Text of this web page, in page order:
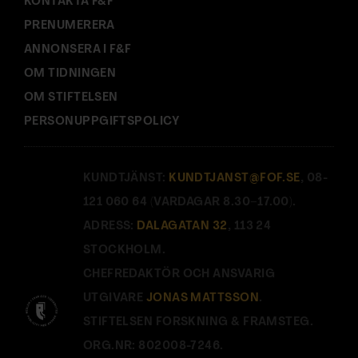
PRENUMERERA
ANNONSERA I F&F
OM TIDNINGEN
OM STIFTELSEN
PERSONUPPGIFTSPOLICY
KUNDTJÄNST: KUNDTJANST@FOF.SE , 08-
121 060 64 (VARDAGAR 8.30–17.00).
ADRESS: DALAGATAN 32 , 113 24
STOCKHOLM.
CHEFREDAKTÖR OCH ANSVARIG
UTGIVARE JONAS MATTSSON.
STIFTELSEN FORSKNING & FRAMSTEG.
ORG.NR: 802008-7246.